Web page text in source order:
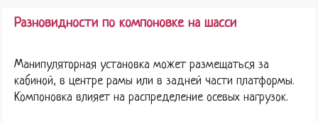
Разновидности по компоновке на шасси
Манипуляторная установка может размещаться за
кабиной, в центре рамы или в задней части платформы.
Компоновка влияет на распределение осевых нагрузок.